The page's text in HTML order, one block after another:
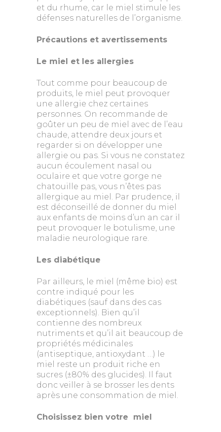
et du rhume, car le miel stimule les
défenses naturelles de l’organisme.
Précautions et avertissements
Le miel et les allergies
Tout comme pour beaucoup de
produits, le miel peut provoquer
une allergie chez certaines
personnes. On recommande de
goûter un peu de miel avec de l’eau
chaude, attendre deux jours et
regarder si on développer une
allergie ou pas. Si vous ne constatez
aucun écoulement nasal ou
oculaire et que votre gorge ne
chatouille pas, vous n’êtes pas
allergique au miel. Par prudence, il
est déconseillé de donner du miel
aux enfants de moins d’un an car il
peut provoquer le botulisme, une
maladie neurologique rare.
Les diabétique
Par ailleurs, le miel (même bio) est
contre indiqué pour les
diabétiques (sauf dans des cas
exceptionnels). Bien qu’il
contienne des nombreux
nutriments et qu’il ait beaucoup de
propriétés médicinales
(antiseptique, antioxydant …) le
miel reste un produit riche en
sucres (±80% des glucides). Il faut
donc veiller à se brosser les dents
après une consommation de miel.
Choisissez bien votre miel